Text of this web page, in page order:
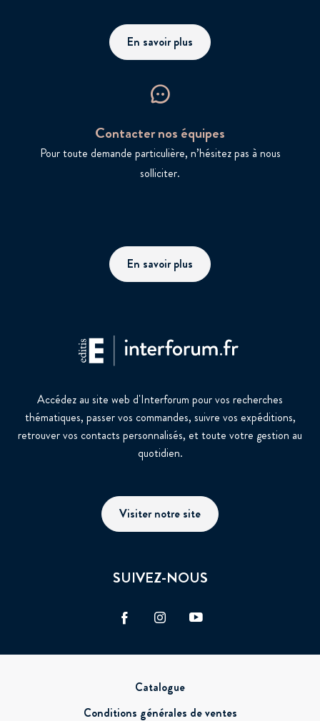
En savoir plus
Contacter nos équipes
Pour toute demande particulière, n’hésitez pas à nous
solliciter.
En savoir plus
Accédez au site web d'Interforum pour vos recherches
thématiques, passer vos commandes, suivre vos expéditions,
retrouver vos contacts personnalisés, et toute votre gestion au
quotidien.
Visiter notre site
SUIVEZ-NOUS
FacebookInstagram
Catalogue
Conditions générales de ventes